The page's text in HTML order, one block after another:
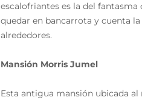
escalofriantes es la del
quedar en bancarrota y cuenta
alrededores.
Mansión Morris Jumel
Esta antigua mansión ubicada al